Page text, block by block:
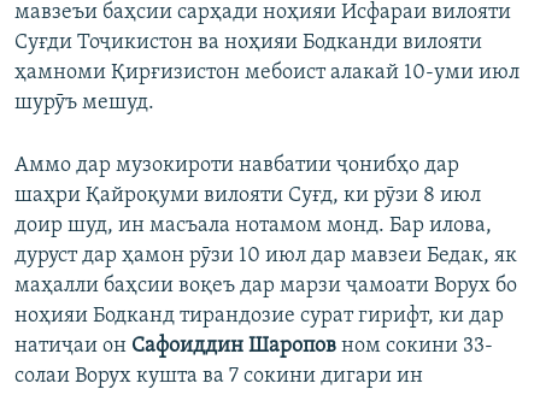
мавзеъи баҳсии сарҳади ноҳияи Исфараи вилояти
Суғди Тоҷикистон ва ноҳияи Бодканди вилояти
ҳамноми Қирғизистон мебоист алакай 10-уми июл
шурӯъ мешуд.
Аммо дар музокироти навбатии ҷонибҳо дар
шаҳри Қайроқуми вилояти Суғд, ки рӯзи 8 июл
доир шуд, ин масъала нотамом монд. Бар илова,
дуруст дар ҳамон рӯзи 10 июл дар мавзеи Бедак, як
маҳалли баҳсии воқеъ дар марзи ҷамоати Ворух бо
ноҳияи Бодканд тирандозие сурат гирифт, ки дар
натиҷаи он Сафоиддин Шаропов ном сокини 33-
солаи Ворух кушта ва 7 сокини дигари ин